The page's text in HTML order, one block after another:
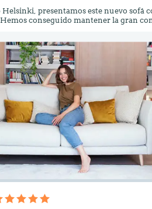
presentamos este nuevo sofá
conseguido mantener la gran
al modelo, ya que podemos alojarlo
de estar y tener la opción de